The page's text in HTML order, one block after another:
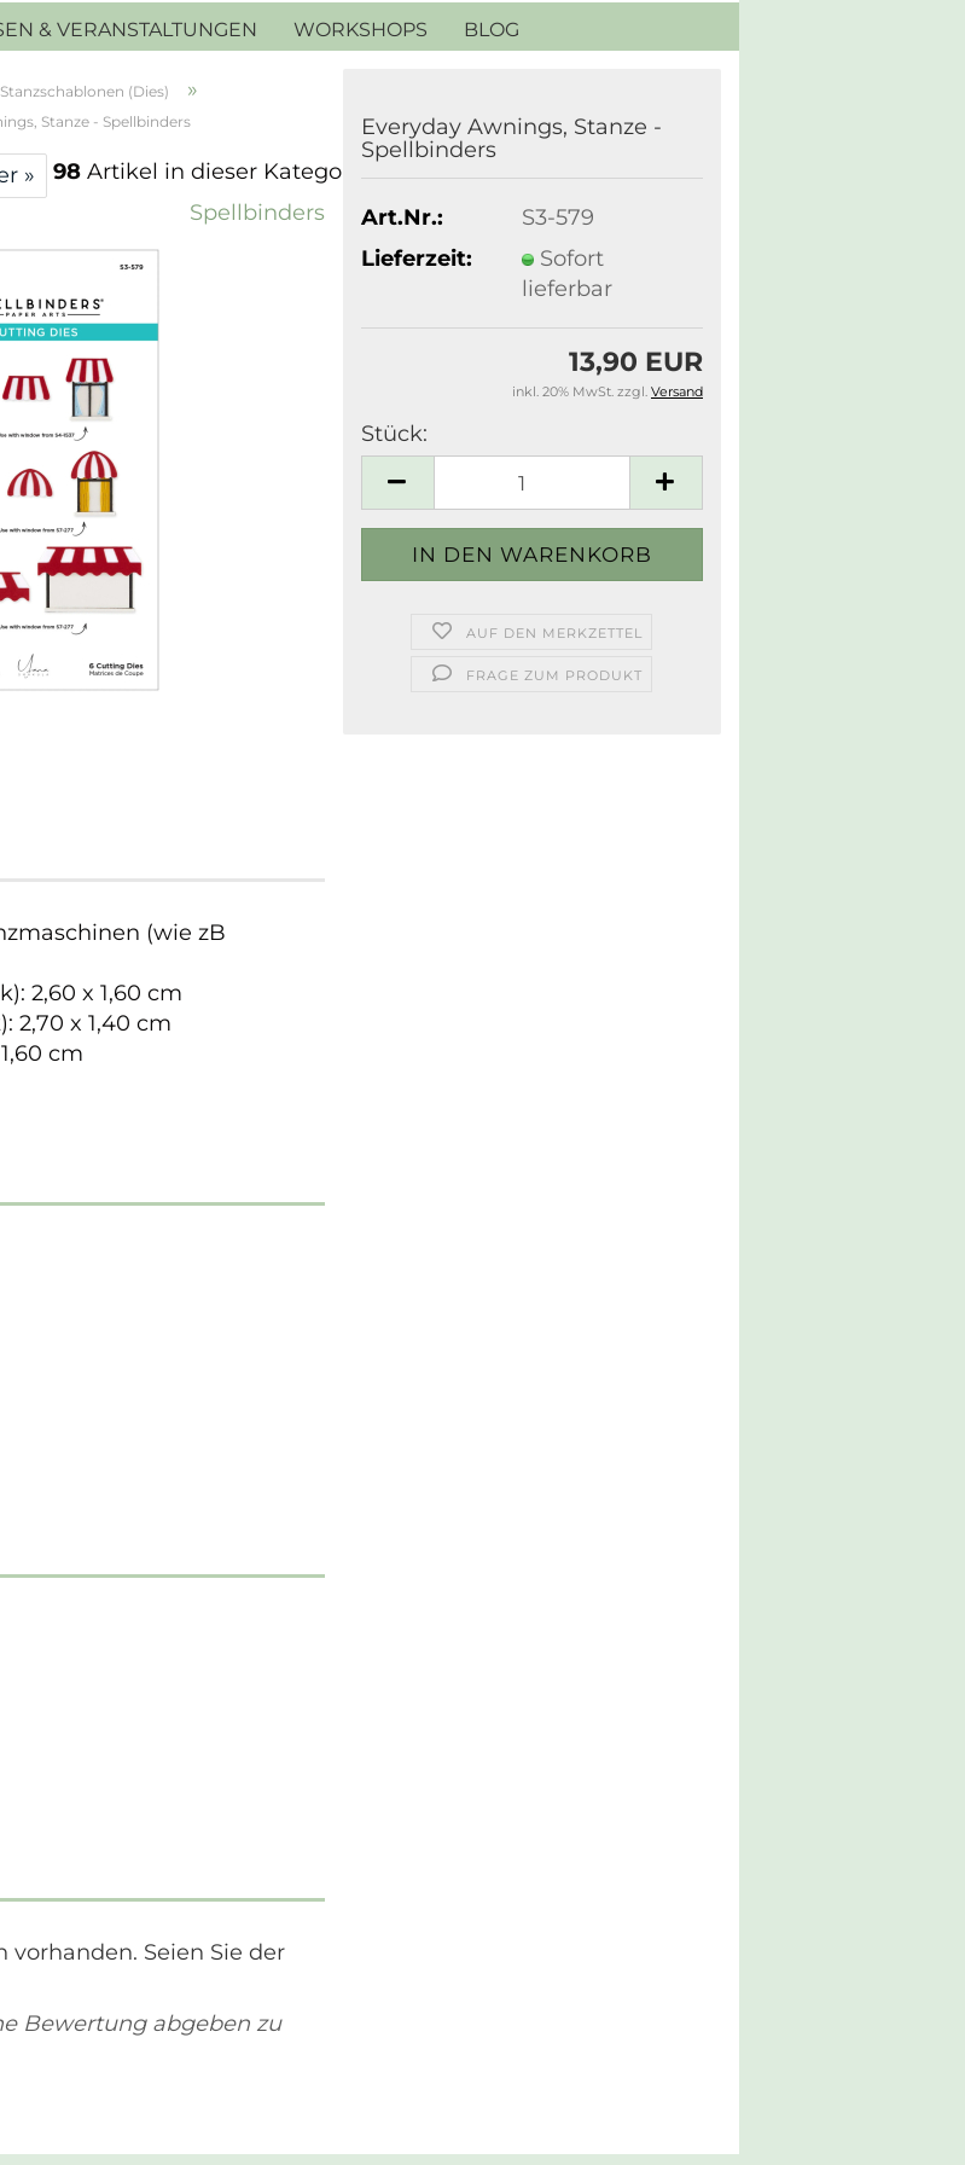
& VERANSTALTUNGEN WORKSHOPS BLOG
Stanzschablonen (Dies) »
Stanze - Spellbinders
» 98 Artikel in dieser Kategorie
Spellbinders
Everyday Awnings, Stanze -
Spellbinders
Art.Nr.:
S3-579
Lieferzeit:
Sofort
lieferbar
13,90 EUR
inkl. 20% MwSt. zzgl. Versand
Stück:
Stück
AUF DEN MERKZETTEL
FRAGE ZUM PRODUKT
(wie zB
2,60 x 1,60 cm
2,70 x 1,40 cm
cm
Seien Sie der
Bewertung abgeben zu